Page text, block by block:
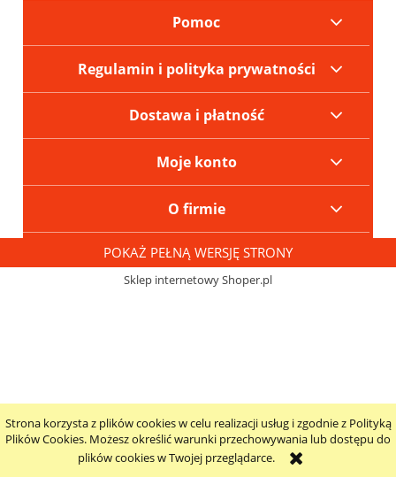
Strona korzysta z plików cookies w celu realizacji usług i zgodnie z Polityką
Plików Cookies. Możesz określić warunki przechowywania lub dostępu do
plików cookies w Twojej przeglądarce.
Pomoc
Regulamin i polityka prywatności
Dostawa i płatność
Moje konto
O firmie
POKAŻ PEŁNĄ WERSJĘ STRONY
Sklep internetowy Shoper.pl